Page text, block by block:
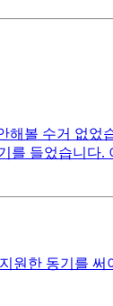
볼 수거 없었
를 들었습니다.
원한 동기를